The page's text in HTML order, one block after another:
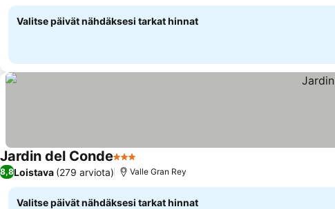
buffetaamiainen
Valitse päivät nähdäksesi tarkat hinnat
Jardin del Conde3 Tähtiluokitus
8,8Loistava (279 arviota) Valle Gran Rey
Valitse päivät nähdäksesi tarkat hinnat